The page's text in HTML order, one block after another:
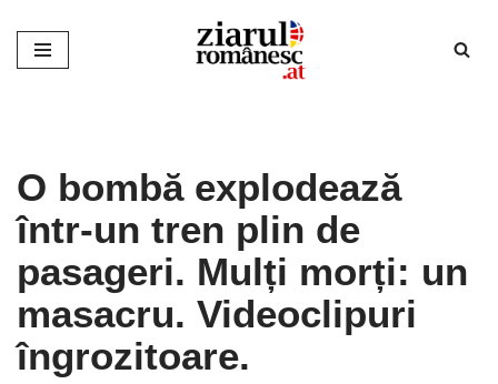
Sari
O bombă explodează
într-un tren plin de
pasageri. Mulți morți: un
masacru. Videoclipuri
îngrozitoare.